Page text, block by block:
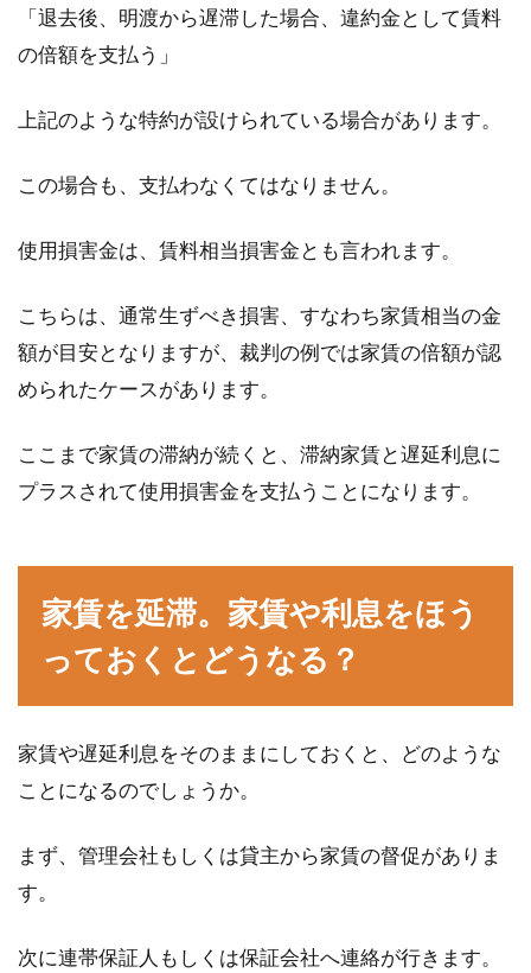
「退去後、明渡から遅滞した場合、違約金として賃料
の倍額を支払う」
上記のような特約が設けられている場合があります。
この場合も、支払わなくてはなりません。
使用損害金は、賃料相当損害金とも言われます。
こちらは、通常生ずべき損害、すなわち家賃相当の金
額が目安となりますが、裁判の例では家賃の倍額が認
められたケースがあります。
ここまで家賃の滞納が続くと、滞納家賃と遅延利息に
プラスされて使用損害金を支払うことになります。
家賃を延滞。家賃や利息をほう
っておくとどうなる？
家賃や遅延利息をそのままにしておくと、どのような
ことになるのでしょうか。
まず、管理会社もしくは貸主から家賃の督促がありま
す。
次に連帯保証人もしくは保証会社へ連絡が行きます。